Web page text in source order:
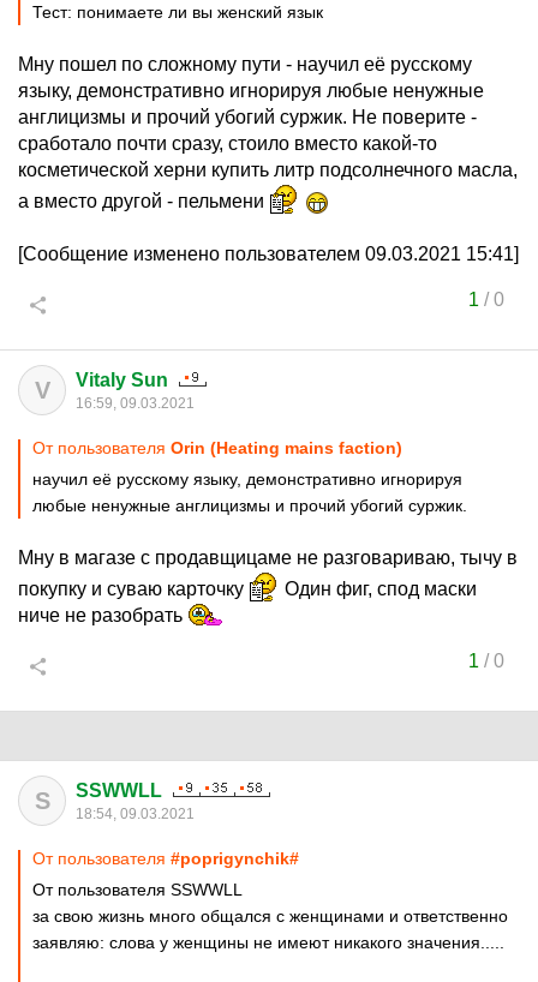
Тест: понимаете ли вы женский язык
Мну пошел по сложному пути - научил её русскому
языку, демонстративно игнорируя любые ненужные
англицизмы и прочий убогий суржик. Не поверите -
сработало почти сразу, стоило вместо какой-то
косметической херни купить литр подсолнечного масла,
а вместо другой - пельмени
[Сообщение изменено пользователем 09.03.2021 15:41]
1 /0
V Vitaly Sun
16:59, 09.03.2021
От пользователя Orin (Heating mains faction)
научил её русскому языку, демонстративно игнорируя
любые ненужные англицизмы и прочий убогий суржик.
Мну в магазе с продавщицаме не разговариваю, тычу в
покупку и суваю карточку
Один фиг, спод маски
ниче не разобрать
1 /0
S SSWWLL
18:54, 09.03.2021
От пользователя #poprigynchik#
От пользователя SSWWLL
за свою жизнь много общался с женщинами и ответственно
заявляю: слова у женщины не имеют никакого значения.....